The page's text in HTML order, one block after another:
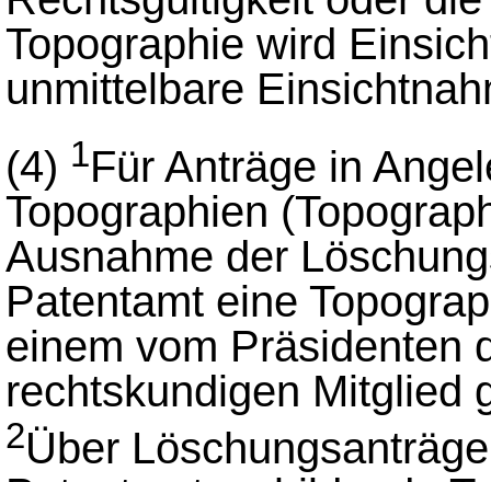
Topographie wird
unmittelbare
(4) 1Für Anträge in
Topographien
Ausnahme der
Patentamt eine
einem vom Präsidenten
rechtskundigen Mitglied
2Über